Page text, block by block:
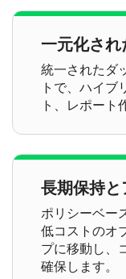
一元化さ
統一されたダ
トで、ハイ
ト、レポート
長期保持
ポリシーベー
低コストのオ
プに移動し、
確保します。